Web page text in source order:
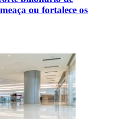
ou fortalece os